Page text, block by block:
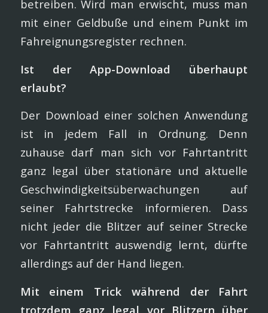
betreiben. Wird man erwischt, muss man
mit einer Geldbuße und einem Punkt im
Fahreignungsregister rechnen.
Ist der App-Download überhaupt
erlaubt?
Der Download einer solchen Anwendung
ist in jedem Fall in Ordnung. Denn
zuhause darf man sich vor Fahrtantritt
ganz legal über stationäre und aktuelle
Geschwindigkeitsüberwachungen auf
seiner Fahrtstrecke informieren. Dass
nicht jeder die Blitzer auf seiner Strecke
vor Fahrtantritt auswendig lernt, dürfte
allerdings auf der Hand liegen.
Mit einem Trick während der Fahrt
trotzdem ganz legal vor Blitzern über